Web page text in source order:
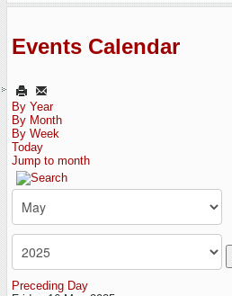
Events Calendar
By Year
By Month
By Week
Today
Jump to month
Preceding Day